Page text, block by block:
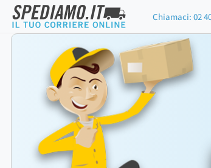
Chiamaci: 02